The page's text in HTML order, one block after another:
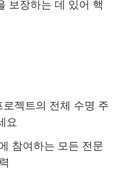
보장하는 데 있어 핵
로젝트의 전체 수명 주
요
참여하는 모든 전문